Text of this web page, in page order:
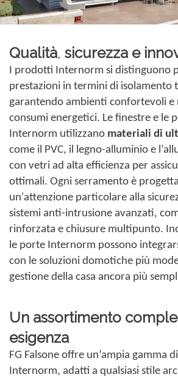
Qualità, sicurezza e
I prodotti Internorm si distinguono
prestazioni in termini di isolamento
garantendo ambienti confortevoli e
consumi energetici. Le finestre e le
Internorm utilizzano materiali di
come il PVC, il legno-alluminio e
con vetri ad alta efficienza per
ottimali. Ogni serramento è
un'attenzione particolare alla
sistemi anti-intrusione avanzati,
rinforzata e chiusure multipunto.
le porte Internorm possono
con le soluzioni domotiche più
gestione della casa ancora più
Un assortimento
esigenza
FG Falsone offre un’ampia gamma
Internorm, adatti a qualsiasi stile